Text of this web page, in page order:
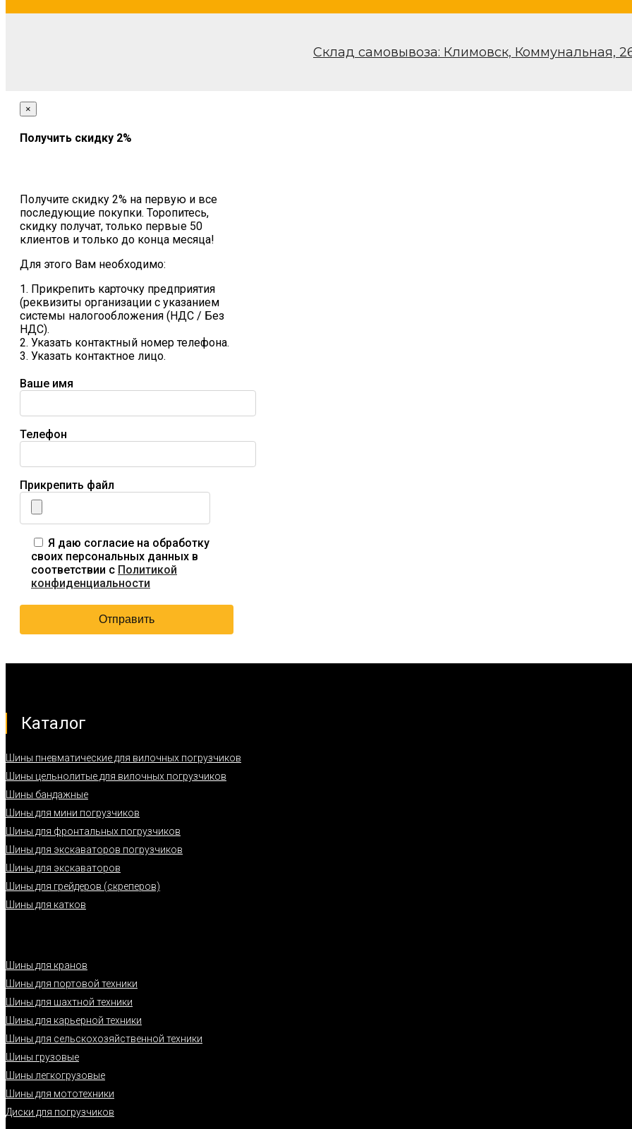
Склад самовывоза: Климовск, Коммунальная,
×
Получить скидку 2%
Получите скидку 2% на первую и все
последующие покупки. Торопитесь,
скидку получат, только первые 50
клиентов и только до конца месяца!
Для этого Вам необходимо:
1. Прикрепить карточку предприятия
(реквизиты организации с указанием
системы налогообложения (НДС / Без
НДС).
2. Указать контактный номер телефона.
3. Указать контактное лицо.
Ваше имя
Телефон
Прикрепить файл
Я даю согласие на обработку
своих персональных данных в
соответствии с Политикой
конфиденциальности
Каталог
Шины пневматические для вилочных погрузчиков
Шины цельнолитые для вилочных погрузчиков
Шины бандажные
Шины для мини погрузчиков
Шины для фронтальных погрузчиков
Шины для экскаваторов погрузчиков
Шины для экскаваторов
Шины для грейдеров (скреперов)
Шины для катков
Шины для кранов
Шины для портовой техники
Шины для шахтной техники
Шины для карьерной техники
Шины для сельскохозяйственной техники
Шины грузовые
Шины легкогрузовые
Шины для мототехники
Диски для погрузчиков